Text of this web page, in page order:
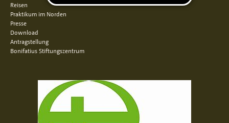
Reisen
Praktikum im Norden
Presse
Download
Antragstellung
Bonifatius Stiftungszentrum